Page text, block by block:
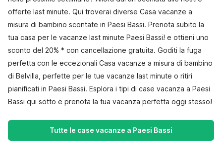
offerte last minute. Qui troverai diverse Casa vacanze a
misura di bambino scontate in Paesi Bassi. Prenota subito la
tua casa per le vacanze last minute Paesi Bassi! e ottieni uno
sconto del 20% * con cancellazione gratuita. Goditi la fuga
perfetta con le eccezionali Casa vacanze a misura di bambino
di Belvilla, perfette per le tue vacanze last minute o ritiri
pianificati in Paesi Bassi. Esplora i tipi di case vacanza a Paesi
Bassi qui sotto e prenota la tua vacanza perfetta oggi stesso!
Tutte le case vacanze a Paesi Bassi